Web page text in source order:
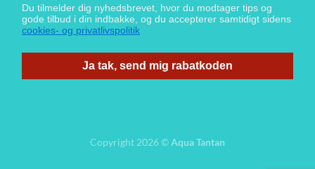
Du tilmelder dig nyhedsbrevet, hvor du modtager tips og
gode tilbud i din indbakke, og du accepterer samtidigt sidens
cookies- og privatlivspolitik
Ja tak, send mig rabatkoden
Copyright 2026 ©Aqua Tantan